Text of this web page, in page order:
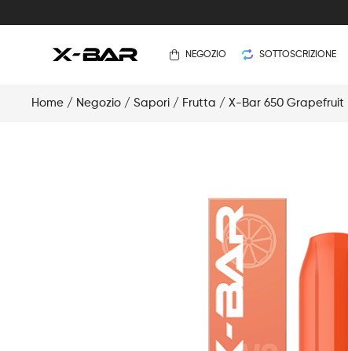
NEGOZIO SOTTOSCRIZIONE
Home / Negozio / Sapori / Frutta / X-Bar 650 Grapefruit